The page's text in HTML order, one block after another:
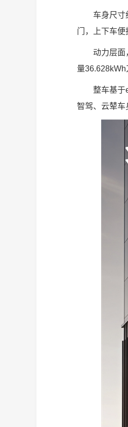
车身尺寸
门，上下车便
动力层面
量36.628kWh
整车基于
智驾、云辇车